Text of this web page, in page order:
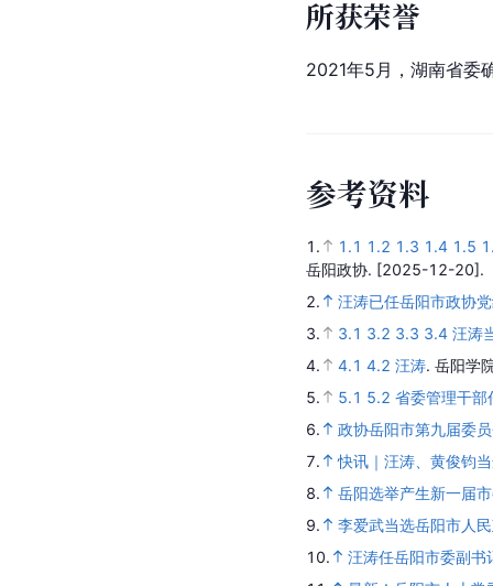
所获荣誉
2021年5月，湖南省委
参考资料
1. 1.1 1.2 1.3 1.4 1.5
岳阳政协. [2025-12-20].
2.
汪涛已任岳阳市政协
3.
3.1 3.2 3.3 3.4 汪涛
4.
4.1 4.2 汪涛. 岳阳学
5.
5.1 5.2 省委管理干部
6.
政协岳阳市第九届委
7.
快讯｜汪涛、黄俊钧
8.
岳阳选举产生新一届
9.
李爱武当选岳阳市人
10.
汪涛任岳阳市委副书